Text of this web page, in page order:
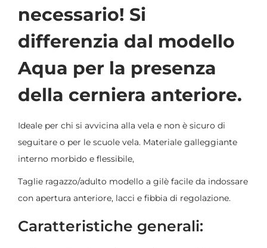
necessario! Si
differenzia dal modello
Aqua per la presenza
della cerniera anteriore.
Ideale per chi si avvicina alla vela e non è sicuro di
seguitare o per le scuole vela. Materiale galleggiante
interno morbido e flessibile,
Taglie ragazzo/adulto modello a gilè facile da indossare
con apertura anteriore, lacci e fibbia di regolazione.
Caratteristiche generali: